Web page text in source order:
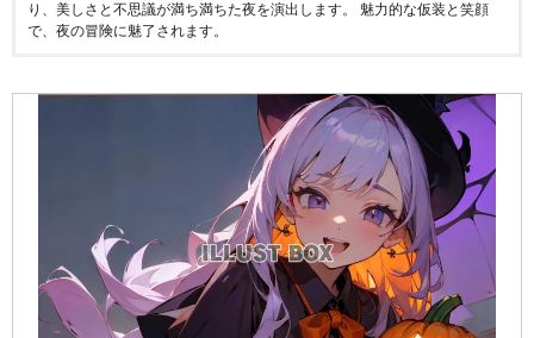
り、美しさと不思議が満ち満ちた夜を演出します。 魅力的な仮装と笑顔
で、夜の冒険に魅了されます。